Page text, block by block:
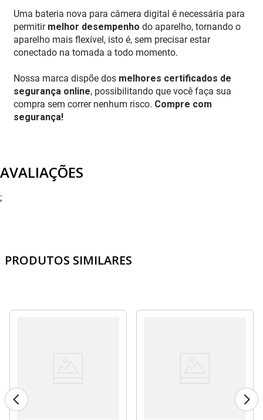
Uma bateria nova para câmera digital é necessária para
permitir melhor desempenho do aparelho, tornando o
aparelho mais flexível, isto é, sem precisar estar
conectado na tomada a todo momento.
Nossa marca dispõe dos melhores certificados de
segurança online, possibilitando que você faça sua
compra sem correr nenhum risco. Compre com
segurança!
AVALIAÇÕES
;
PRODUTOS SIMILARES